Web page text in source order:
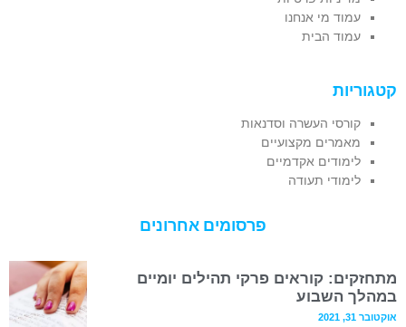
עמוד מי אנחנו
עמוד הבית
קטגוריות
קורסי העשרה וסדנאות
מאמרים מקצועיים
לימודים אקדמיים
לימודי תעודה
פרסומים אחרונים
מתחזקים: קוראים פרקי תהילים יומיים
במהלך השבוע
אוקטובר 31, 2021